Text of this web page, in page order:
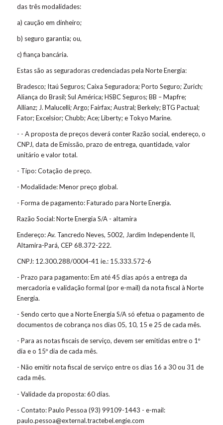
das três modalidades:
a) caução em dinheiro;
b) seguro garantia; ou,
c) fiança bancária.
Estas são as seguradoras credenciadas pela Norte Energia:
Bradesco; Itaú Seguros; Caixa Seguradora; Porto Seguro; Zurich;
Aliança do Brasil; Sul América; HSBC Seguros; BB – Mapfre;
Allianz; J. Malucelli; Argo; Fairfax; Austral; Berkely; BTG Pactual;
Fator; Excelsior; Chubb; Ace; Liberty; e Tokyo Marine.
- - A proposta de preços deverá conter Razão social, endereço, o
CNPJ, data de Emissão, prazo de entrega, quantidade, valor
unitário e valor total.
- Tipo: Cotação de preço.
- Modalidade: Menor preço global.
- Forma de pagamento: Faturado para Norte Energia.
Razão Social: Norte Energia S/A - altamira
Endereço: Av. Tancredo Neves, 5002, Jardim Independente II,
Altamira-Pará, CEP 68.372-222.
CNPJ: 12.300.288/0004-41 ie.: 15.333.572-6
- Prazo para pagamento: Em até 45 dias após a entrega da
mercadoria e validação formal (por e-mail) da nota fiscal à Norte
Energia.
- Sendo certo que a Norte Energia S/A só efetua o pagamento de
documentos de cobrança nos dias 05, 10, 15 e 25 de cada mês.
- Para as notas fiscais de serviço, devem ser emitidas entre o 1º
dia e o 15º dia de cada mês.
- Não emitir nota fiscal de serviço entre os dias 16 a 30 ou 31 de
cada mês.
- Validade da proposta: 60 dias.
- Contato: Paulo Pessoa (93) 99109-1443 - e-mail:
paulo.pessoa@external.tractebel.engie.com